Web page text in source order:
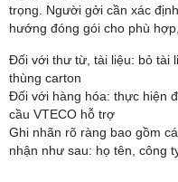
trọng. Người gởi cần xác
hướng đóng gói cho phù
Đối với thư từ, tài liệu: bỏ tài
thùng carton
Đối với hàng hóa: thực hiện
cầu VTECO hỗ trợ
Ghi nhãn rõ ràng bao gồm
nhận như sau: họ tên, công